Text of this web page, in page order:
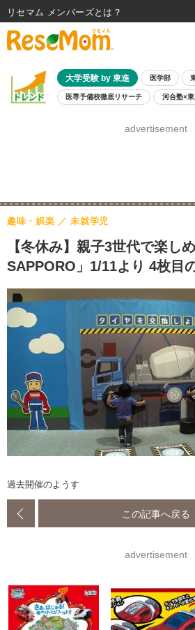
大学受験 by 東進 医学部
医専予備校徹底リサーチ 河合塾×
8月開催学校説明会・相談会
advertisement
【冬休み】親子3世代で楽し
SAPPORO」1/11より 4枚目
趣味・娯楽 未就学児
過去開催のようす
この記事へ戻る
advertisement
リセマム メンバーズ